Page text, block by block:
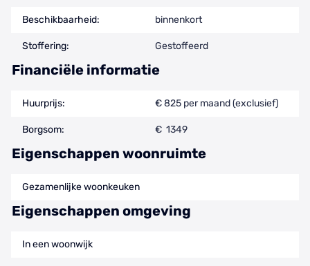
Beschikbaarheid: binnenkort
Stoffering: Gestoffeerd
Financiële informatie
Huurprijs: € 825 per maand (exclusief)
Borgsom: € 1349
Eigenschappen woonruimte
Gezamenlijke woonkeuken
Eigenschappen omgeving
In een woonwijk